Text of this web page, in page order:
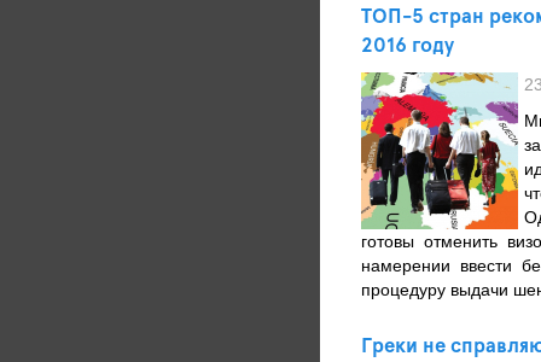
ТОП-5 стран
2016 году
готовы отменить
намерении ввести
процедуру выдачи
Греки не